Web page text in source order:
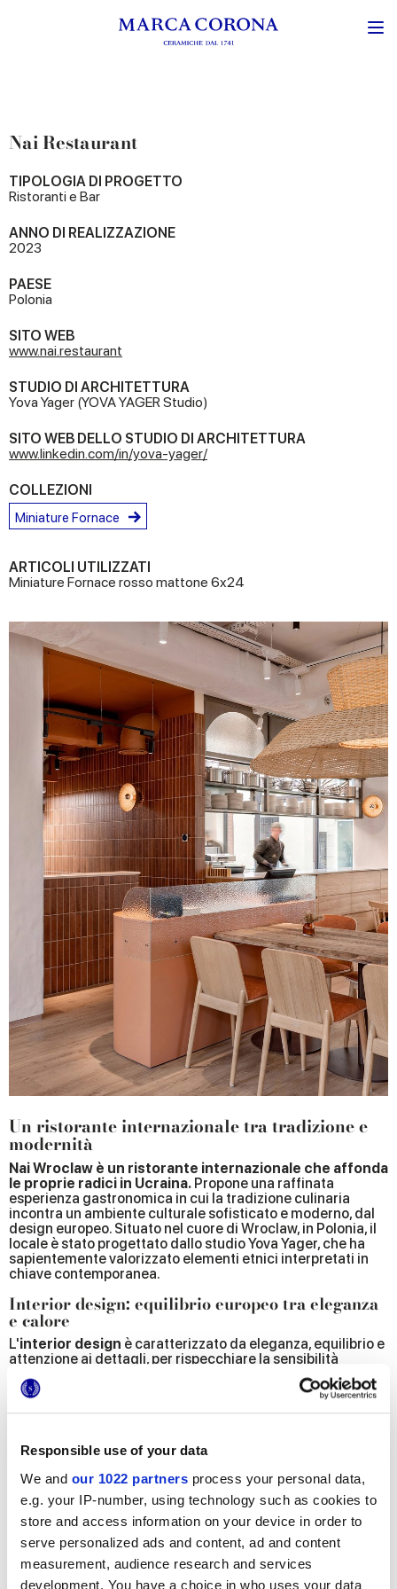
Responsible use of your data
We and our 1022 partners process your personal data,
e.g. your IP-number, using technology such as cookies to
store and access information on your device in order to
serve personalized ads and content, ad and content
measurement, audience research and services
development. You have a choice in who uses your data
Nai Restaurant
TIPOLOGIA DI PROGETTO
Ristoranti e Bar
ANNO DI REALIZZAZIONE
2023
PAESE
Polonia
SITO WEB
www.nai.restaurant
STUDIO DI ARCHITETTURA
Yova Yager (YOVA YAGER Studio)
SITO WEB DELLO STUDIO DI ARCHITETTURA
www.linkedin.com/in/yova-yager/
COLLEZIONI
Miniature Fornace
ARTICOLI UTILIZZATI
Miniature Fornace rosso mattone 6x24
Un ristorante internazionale tra tradizione e
modernità
Nai Wroclaw è un ristorante internazionale che affonda
le proprie radici in Ucraina. Propone una raffinata
esperienza gastronomica in cui la tradizione culinaria
incontra un ambiente culturale sofisticato e moderno, dal
design europeo. Situato nel cuore di Wroclaw, in Polonia, il
locale è stato progettato dallo studio Yova Yager, che ha
sapientemente valorizzato elementi etnici interpretati in
chiave contemporanea.
Interior design: equilibrio europeo tra eleganza
e calore
L'interior design è caratterizzato da eleganza, equilibrio e
attenzione ai dettagli, per rispecchiare la sensibilità
estetica e creativa tipica dello studio. Ogni spazio del
ristorante, esteso su una superficie di circa 150 mq, è
progettato con attenzione per offrire un'esperienza
completa, in cui imateriali naturali, le texture ricercatee
raffinata.
Un omaggio alla cultura e all'artigianato
ucraino
Un ruolo centrale nel progetto è stato riservato alla
valorizzazione della cultura e dell'artigianato: sono stati
selezionati con cura arredi, decorazioni e oggetti di
design realizzati da artigiani e creativi ucraini
esprimono con autenticità e originalità l'identità culturale